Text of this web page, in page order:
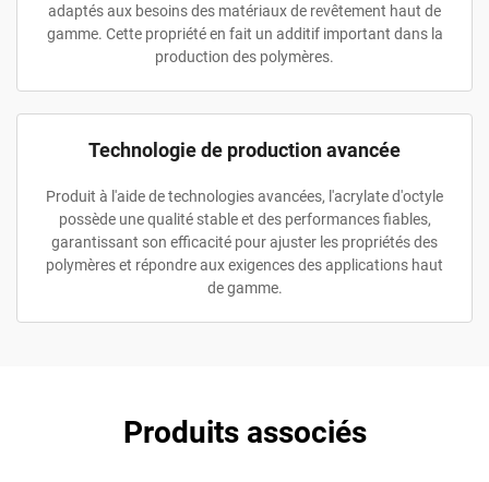
adaptés aux besoins des matériaux de revêtement haut de
gamme. Cette propriété en fait un additif important dans la
production des polymères.
Technologie de production avancée
Produit à l'aide de technologies avancées, l'acrylate d'octyle
possède une qualité stable et des performances fiables,
garantissant son efficacité pour ajuster les propriétés des
polymères et répondre aux exigences des applications haut
de gamme.
Produits associés